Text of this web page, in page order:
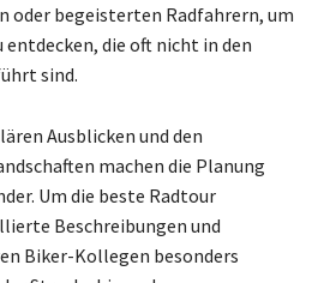
oder begeisterten Radfahrern, um
die oft nicht in den
sind.
Ausblicken und den
machen die Planung
Um die beste Radtour
Beschreibungen und
Biker-Kollegen besonders